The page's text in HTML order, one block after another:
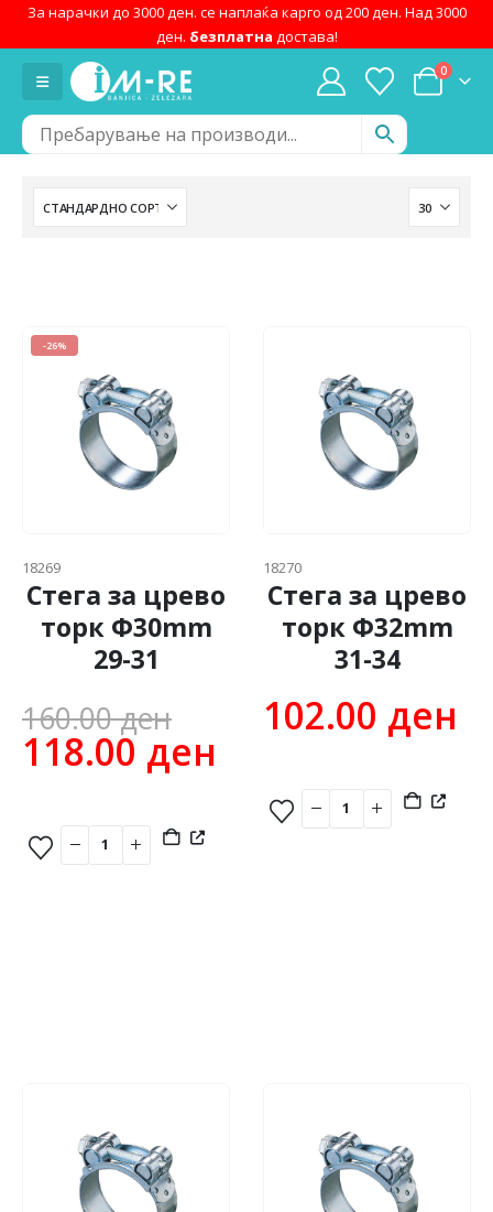
За нарачки до 3000 ден. се наплаќа карго од 200 ден. Над 3000
ден. безплатна достава!
0
-26%
18269
Стега за црево
торк Ф30mm
29-31
160.00ден Original
price
160.00 ден.
118.00 ден
price
18270
Стега за црево
торк Ф32mm
31-34
102.00 ден